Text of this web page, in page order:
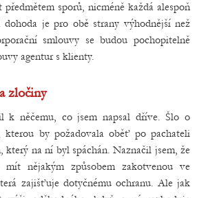
sporů, nicméně každá alespoň
je pro obě strany výhodnější než
smlouvy se budou pochopitelně
agentur s klienty.
zločiny
k něčemu, co jsem napsal dříve. Šlo o
kterou by požadovala oběť po pachateli
který na ní byl spáchán. Naznačil jsem, že
nějakým způsobem zakotvenou ve
zajišťuje dotyčnému ochranu. Ale jak